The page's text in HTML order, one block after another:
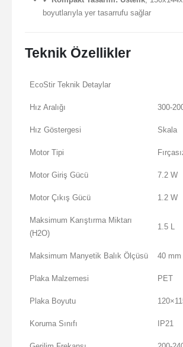
boyutlarıyla yer tasarrufu sağlar
Teknik Özellikler
EcoStir Teknik Detaylar
Hız Aralığı 300-
Hız Göstergesi Skala
Motor Tipi
Motor Giriş Gücü 7.2 W
Motor Çıkış Gücü 1.2 W
Maksimum Karıştırma Miktarı
(H2O)
1.5 L
Maksimum Manyetik Balık Ölçüsü 40 mm
Plaka Malzemesi PET
Plaka Boyutu
Koruma Sınıfı IP21